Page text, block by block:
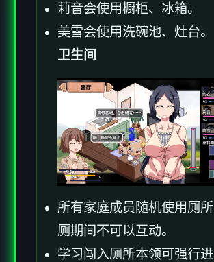
莉音会使用橱柜、冰箱。
美雪会使用洗碗池、灶台。
卫生间
所有家庭成员随机使用厕
厕期间不可以互动。
学习闯入厕所本领可强行